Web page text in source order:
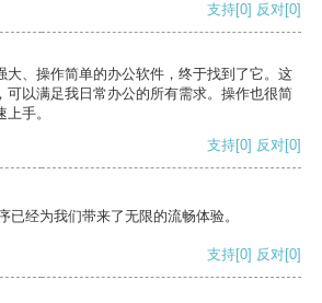
支持[0] 反对[0]
大、操作简单的办公软件，终于找到了它。这
可以满足我日常办公的所有需求。操作也很简
手。
支持[0] 反对[0]
已经为我们带来了无限的流畅体验。
支持[0] 反对[0]